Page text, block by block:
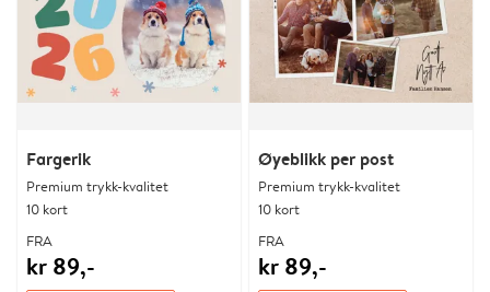
Fargerik
Premium trykk-kvalitet
10 kort
FRA
kr 89,-
Øyeblikk per post
Premium trykk-kvalitet
10 kort
FRA
kr 89,-